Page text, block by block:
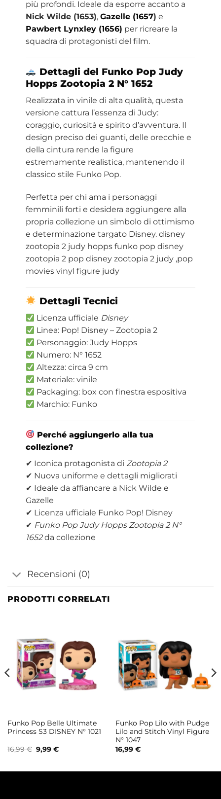
più profondi. Ideale da esporre accanto a
Nick Wilde (1653), Gazelle (1657) e
Pawbert Lynxley (1656) per ricreare la
squadra di protagonisti del film.
Dettagli del Funko Pop Judy
Hopps Zootopia 2 N° 1652
Realizzata in vinile di alta qualità, questa
versione cattura l’essenza di Judy:
coraggio, curiosità e spirito d’avventura. Il
design preciso dei guanti, delle orecchie e
della cintura rende la figure
estremamente realistica, mantenendo il
classico stile Funko Pop.
Perfetta per chi ama i personaggi
femminili forti e desidera aggiungere alla
propria collezione un simbolo di ottimismo
e determinazione targato Disney. disney
zootopia 2 judy hopps funko pop disney
zootopia 2 pop disney zootopia 2 judy ,pop
movies vinyl figure judy
Dettagli Tecnici
Licenza ufficiale Disney
Linea: Pop! Disney – Zootopia 2
Personaggio: Judy Hopps
Numero: N° 1652
Altezza: circa 9 cm
Materiale: vinile
Packaging: box con finestra espositiva
Marchio: Funko
Perché aggiungerlo alla tua
collezione?
✔ Iconica protagonista di Zootopia 2
✔ Nuova uniforme e dettagli migliorati
✔ Ideale da affiancare a Nick Wilde e
Gazelle
✔ Licenza ufficiale Funko Pop! Disney
✔ Funko Pop Judy Hopps Zootopia 2 N°
1652da collezione
Recensioni (0)
PRODOTTI CORRELATI
Funko Pop Belle Ultimate
Princess S3 DISNEY N° 1021
16,99€ Il
prezzo
9,99 €Il
Funko Pop Lilo with Pudge
Lilo and Stitch Vinyl Figure
N° 1047
16,99 €